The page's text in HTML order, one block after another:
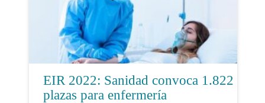
EIR 2022: Sanidad convoca 1.822
plazas para enfermería